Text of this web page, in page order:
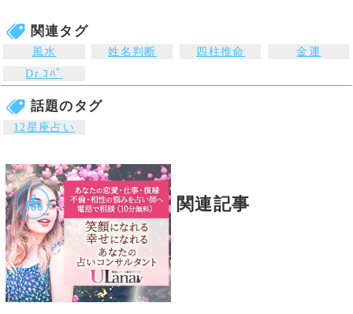
Dr.ｺﾊﾟ
錢天牛
伝説の占い師銭天牛
の名を継ぐ西洋星占
術のプロです。
オススメ占いサイト